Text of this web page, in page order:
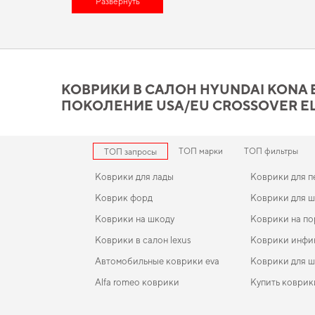
автоковрикибудет правильным шагом. Слияние потенциала
Коврики в салон Hyundai
лучший выбор по цене и
для chevrolet express,коврик в багажник ситроен берлинго
продукцию, в надежности которой уверены.
КОВРИКИ В САЛОН HYUNDAI KONA
ПОКОЛЕНИЕ USA/EU CROSSOVER
ТОП запросы ТОП марки ТОП фильтры
Коврики для лады
Коврик форд
Коврики на шкоду
Коврики в салон lexus
Автомобильные коврики eva
Alfa romeo коврики
Коврики для
Коврики для
Коврики на
Коврики
Коврики для
Купить